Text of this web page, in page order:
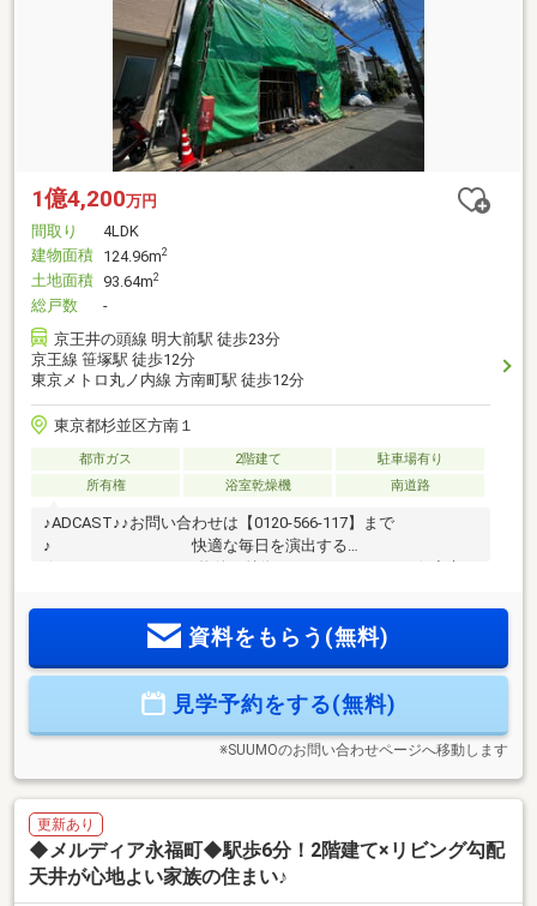
1億4,200万円
間取り
4LDK
建物面積 124.96m2
土地面積 93.64m2
総戸数
-
京王井の頭線 明大前駅 徒歩23分
京王線 笹塚駅 徒歩12分
東京メトロ丸ノ内線 方南町駅 徒歩12分
東京都杉並区方南１
都市ガス 2階建て
駐車場有り
所有権
浴室乾燥機 南道路
♪ADCAST♪♪お問い合わせは【0120-566-117】まで
♪ 快適な毎日を演出する
☆―――――・・・ 物件の特徴 ・・・―――――☆◇京王
分で利用可能！◆日当たりと開放感に恵まれた東南角地で、
第一種低層住居専用地域の閑静な住宅街！◇21帖超の広々
ン！是非一度現地をご確認くださいませ！！！
☆―――――・・・ ―☆― ・・・―――――☆
資料をもらう(無料)
見学予約をする(無料)
※SUUMOのお問い合わせページへ移動します
更新あり
◆メルディア永福町◆駅歩6分！2階建て×リビング勾配
天井が心地よい家族の住まい♪